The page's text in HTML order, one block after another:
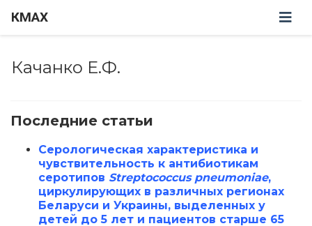
КМАХ
Качанко Е.Ф.
Последние статьи
Серологическая характеристика и
чувствительность к антибиотикам
серотипов Streptococcus pneumoniae,
циркулирующих в различных регионах
Беларуси и Украины, выделенных у
детей до 5 лет и пациентов старше 65